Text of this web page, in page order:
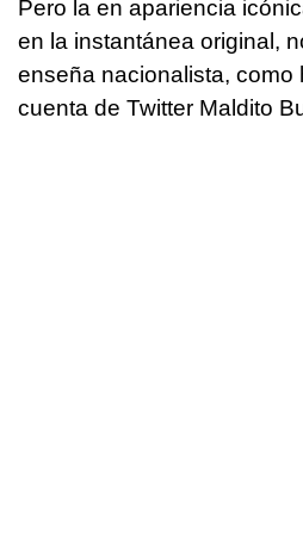
Pero la en apariencia
en la instantánea original,
enseña nacionalista, como
cuenta de Twitter Maldito